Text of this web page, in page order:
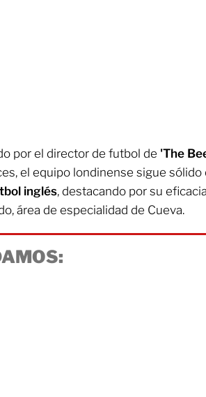
por el director de futbol de 'The
el equipo londinense sigue sólido
inglés, destacando por su
área de especialidad de Cueva.